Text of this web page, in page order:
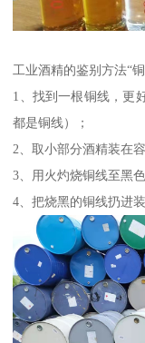
工业酒精的鉴别方法“
1、找到一根铜线，更
都是铜线）；
2、取小部分酒精装在容
3、用火灼烧铜线至黑
4、把烧黑的铜线扔进